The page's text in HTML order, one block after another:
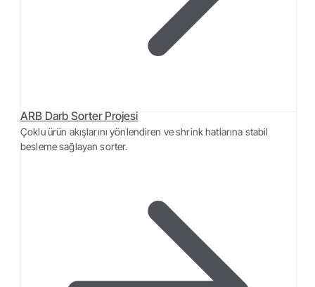
ARB Darb Sorter Projesi
Çoklu ürün akışlarını yönlendiren ve shrink hatlarına stabil
besleme sağlayan sorter.